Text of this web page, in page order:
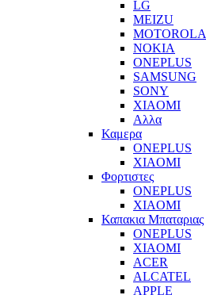
LG
MEIZU
MOTOROLA
NOKIA
ONEPLUS
SAMSUNG
SONY
XIAOMI
Αλλα
Καμερα
ONEPLUS
XIAOMI
Φορτιστες
ONEPLUS
XIAOMI
Καπακια Μπαταριας
ONEPLUS
XIAOMI
ACER
ALCATEL
APPLE